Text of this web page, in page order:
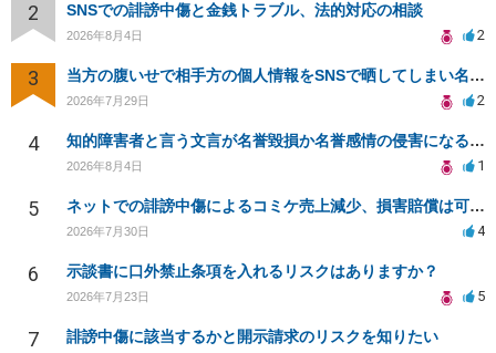
2 SNSでの誹謗中傷と金銭トラブル、法的対応の相談
2026年8月4日 2
3 当方の腹いせで相手方の個人情報をSNSで晒してしまい名誉毀損させてしまったかもしれない
2026年7月29日 2
4 知的障害者と言う文言が名誉毀損か名誉感情の侵害になるか教えてほしい。
2026年8月4日 1
5 ネットでの誹謗中傷によるコミケ売上減少、損害賠償は可能か？
2026年7月30日 4
6 示談書に口外禁止条項を入れるリスクはありますか？
2026年7月23日 5
7 誹謗中傷に該当するかと開示請求のリスクを知りたい